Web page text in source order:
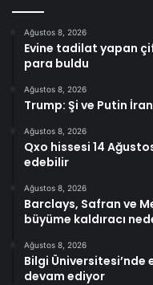
Ağustos 8, 2026
Evine tadilat yapan
para buldu
Ağustos 8, 2026
Trump: Şi ve Putin
Ağustos 8, 2026
Qxo hissesi 14
edebilir
Ağustos 8, 2026
Barclays, Safran ve
büyüme kaldıracı
Ağustos 8, 2026
Bilgi
devam ediyor